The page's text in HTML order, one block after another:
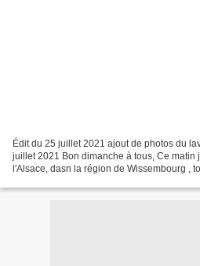
Édit du 25 juillet 2021 ajout de photos du
juillet 2021 Bon dimanche à tous, Ce matin
l'Alsace, dasn la région de Wissembourg ,